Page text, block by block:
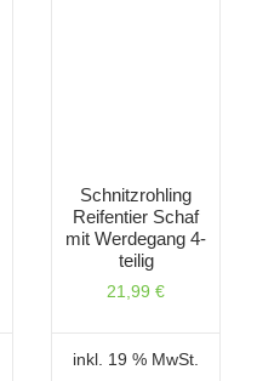
Schnitzrohling
Reifentier Schaf
mit Werdegang 4-
teilig
21,99€
inkl. 19 % MwSt.